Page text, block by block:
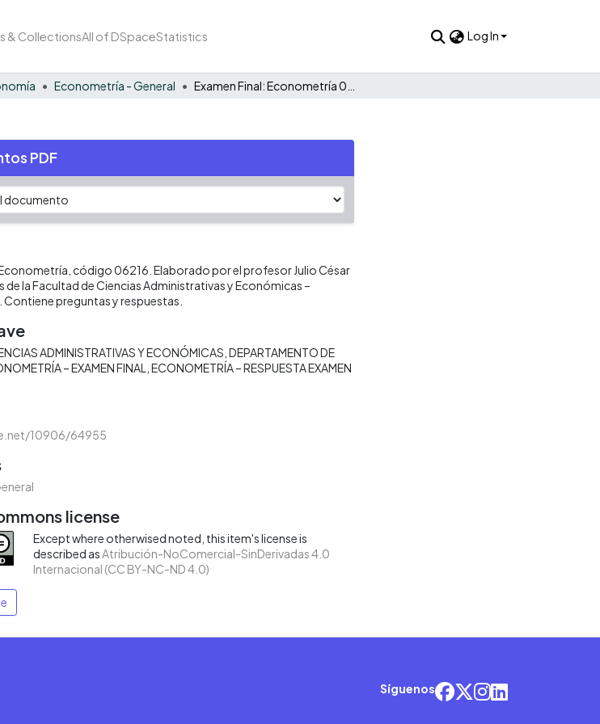
& CollectionsAll of DSpaceStatistics Log In
Econometría - General
PDF
Econometría, código 06216. Elaborado por el profesor Julio César
de la Facultad de Ciencias Administrativas y Económicas –
Contiene preguntas y respuestas.
ADMINISTRATIVAS Y ECONÓMICAS DEPARTAMENTO DE
– EXAMEN FINAL
ECONOMETRÍA – RESPUESTA EXAMEN
10906/64955
license
Except where otherwised noted, this item's license is
described as Atribución-NoComercial-SinDerivadas 4.0
Internacional (CC BY-NC-ND 4.0)
Síguenos